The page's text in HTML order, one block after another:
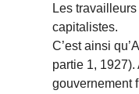
Les
capitalistes.
C’est ainsi
partie 1,
gouvernement